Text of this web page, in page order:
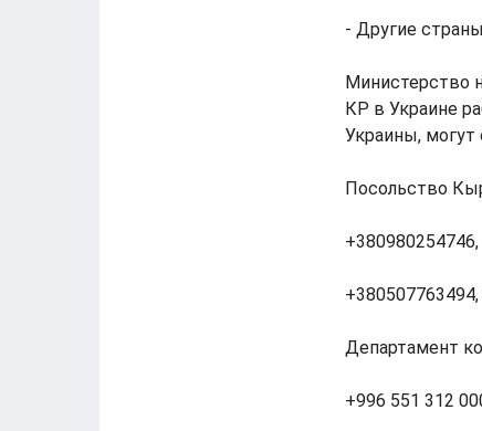
- Другие
Министерство
КР в Украине
Украины, могут
Посольство
+380980254746,
Департамент
+996 551 312